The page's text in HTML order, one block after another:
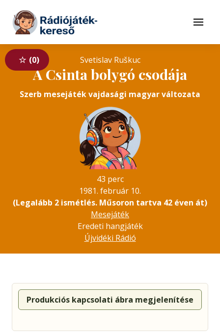
Tovább a tartalomhoz
Menü
0 Svetislav Ruškuc
A Csinta bolygó csodája
Szerb mesejáték vajdasági magyar változata
43 perc
1981. február 10.
(Legalább 2 ismétlés. Műsoron tartva 42 éven át)
Mesejáték
Eredeti hangjáték
Újvidéki Rádió
Produkciós kapcsolati ábra megjelenítése